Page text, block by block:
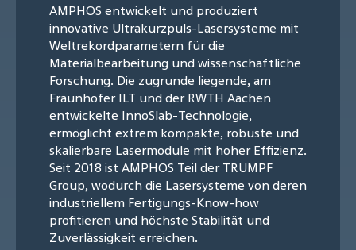
AMPHOS entwickelt und produziert
innovative Ultrakurzpuls-Lasersysteme mit
Weltrekordparametern für die
Materialbearbeitung und wissenschaftliche
Forschung. Die zugrunde liegende, am
Fraunhofer ILT und der RWTH Aachen
entwickelte InnoSlab-Technologie,
ermöglicht extrem kompakte, robuste und
skalierbare Lasermodule mit hoher Effizienz.
Seit 2018 ist AMPHOS Teil der TRUMPF
Group, wodurch die Lasersysteme von deren
industriellem Fertigungs-Know-how
profitieren und höchste Stabilität und
Zuverlässigkeit erreichen.